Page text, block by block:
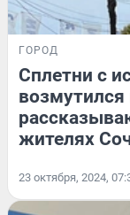
ГОРОД
Сплетни с
жителях
23 октября, 2024,